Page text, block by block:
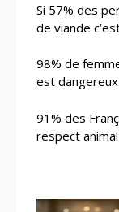
Si 57% des
de viande
98% de
est
91% des
respect